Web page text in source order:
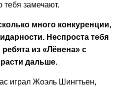
тебя замечают.
много конкуренции,
Неспроста тебя
из «Лёвена» с
дальше.
играл Жоэль Шингтьен,